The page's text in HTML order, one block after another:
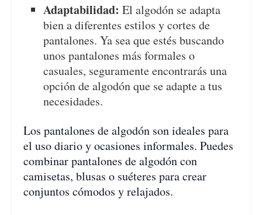
Adaptabilidad: El algodón se adapta
bien a diferentes estilos y cortes de
pantalones. Ya sea que estés buscando
unos pantalones más formales o
casuales, seguramente encontrarás una
opción de algodón que se adapte a tus
necesidades.
Los pantalones de algodón son ideales para
el uso diario y ocasiones informales. Puedes
combinar pantalones de algodón con
camisetas, blusas o suéteres para crear
conjuntos cómodos y relajados.